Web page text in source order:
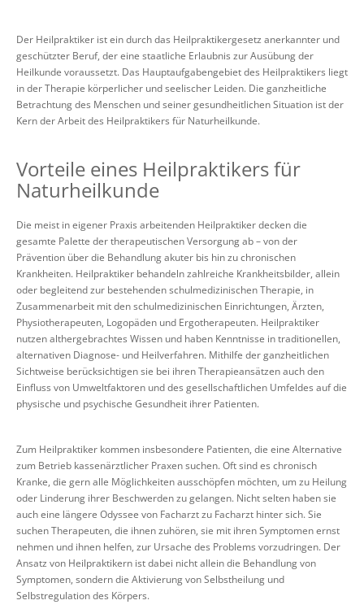
Der Heilpraktiker ist ein durch das Heilpraktikergesetz anerkannter und
geschützter Beruf, der eine staatliche Erlaubnis zur Ausübung der
Heilkunde voraussetzt. Das Hauptaufgabengebiet des Heilpraktikers liegt
in der Therapie körperlicher und seelischer Leiden. Die ganzheitliche
Betrachtung des Menschen und seiner gesundheitlichen Situation ist der
Kern der Arbeit des Heilpraktikers für Naturheilkunde.
Vorteile eines Heilpraktikers für
Naturheilkunde
Die meist in eigener Praxis arbeitenden Heilpraktiker decken die
gesamte Palette der therapeutischen Versorgung ab – von der
Prävention über die Behandlung akuter bis hin zu chronischen
Krankheiten. Heilpraktiker behandeln zahlreiche Krankheitsbilder, allein
oder begleitend zur bestehenden schulmedizinischen Therapie, in
Zusammenarbeit mit den schulmedizinischen Einrichtungen, Ärzten,
Physiotherapeuten, Logopäden und Ergotherapeuten. Heilpraktiker
nutzen althergebrachtes Wissen und haben Kenntnisse in traditionellen,
alternativen Diagnose- und Heilverfahren. Mithilfe der ganzheitlichen
Sichtweise berücksichtigen sie bei ihren Therapieansätzen auch den
Einfluss von Umweltfaktoren und des gesellschaftlichen Umfeldes auf die
physische und psychische Gesundheit ihrer Patienten.
Zum Heilpraktiker kommen insbesondere Patienten, die eine Alternative
zum Betrieb kassenärztlicher Praxen suchen. Oft sind es chronisch
Kranke, die gern alle Möglichkeiten ausschöpfen möchten, um zu Heilung
oder Linderung ihrer Beschwerden zu gelangen. Nicht selten haben sie
auch eine längere Odyssee von Facharzt zu Facharzt hinter sich. Sie
suchen Therapeuten, die ihnen zuhören, sie mit ihren Symptomen ernst
nehmen und ihnen helfen, zur Ursache des Problems vorzudringen. Der
Ansatz von Heilpraktikern ist dabei nicht allein die Behandlung von
Symptomen, sondern die Aktivierung von Selbstheilung und
Selbstregulation des Körpers.